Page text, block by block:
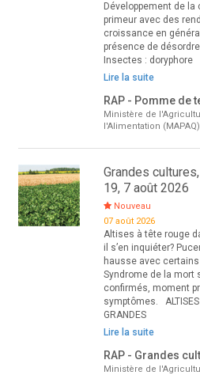
Développement de
primeur avec des
croissance en
présence de
Insectes : doryphore
Lire la suite
RAP - Pomme de
Ministère de
l'Alimentation (MAPAQ)
Grandes
19, 7 août 2026
Nouveau
07 août 2026
Altises à tête rouge
il s’en inquiéter?
hausse avec
Syndrome de la mort
confirmés, moment
symptômes. ALTISES
GRANDES
Lire la suite
RAP - Grandes
Ministère de